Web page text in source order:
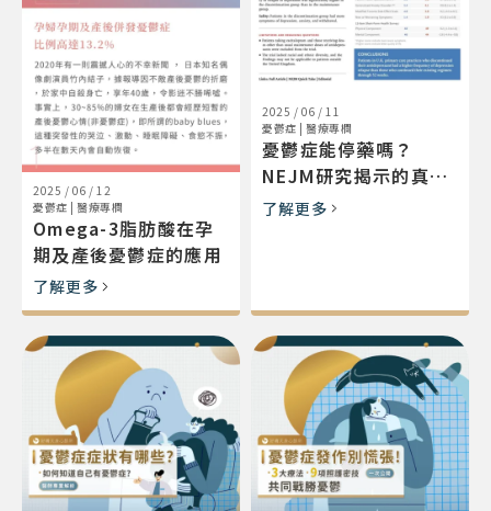
2025 / 06 / 12
憂鬱症 | 醫療專欄
Omega-3脂肪酸在孕
期及產後憂鬱症的應用
了解更多
2025 / 06 / 11
憂鬱症 | 醫療專欄
憂鬱症能停藥嗎？
NEJM研究揭示的真相
與臨床建議
了解更多